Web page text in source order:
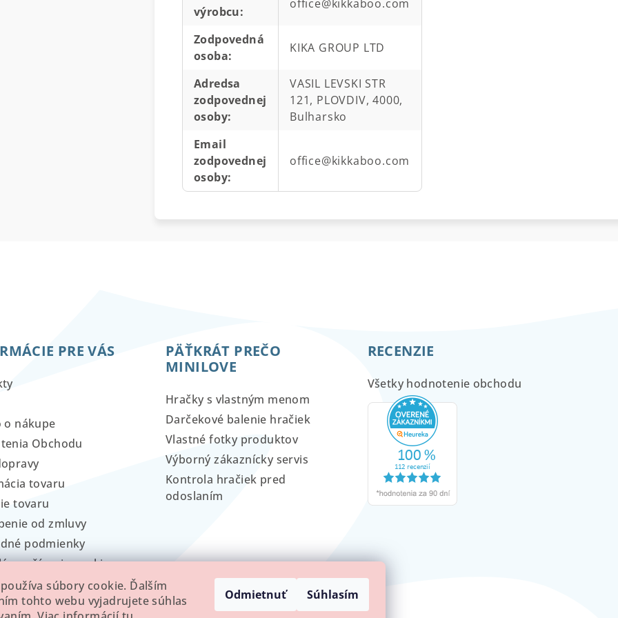
súbory cookie. Ďalším
tohto webu vyjadrujete súhlas
Odmietnuť Súhlasím
výrobcu:
office@kikkaboo.com
Zodpovedná
osoba:
KIKA GROUP LTD
Adredsa
zodpovednej
osoby:
VASIL LEVSKI STR
121, PLOVDIV, 4000,
Bulharsko
Email
zodpovednej
osoby:
office@kikkaboo.com
PRE VÁS
o nákupe
Obchodu
tovaru
tovaru
od zmluvy
podmienky
používania cookies
PÄŤKRÁT PREČO
MINILOVE
Hračky s vlastným menom
Darčekové balenie hračiek
Vlastné fotky produktov
Výborný zákaznícky servis
Kontrola hračiek pred
odoslaním
RECENZIE
Všetky hodnotenie obchodu